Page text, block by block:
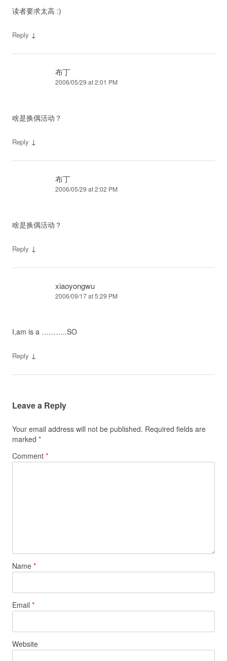
读者要求太高 :)
Reply ↓
布丁
2006/05/29 at 2:01 PM
啥是换偶活动？
Reply ↓
布丁
2006/05/29 at 2:02 PM
啥是换偶活动？
Reply ↓
xiaoyongwu
2006/09/17 at 5:29 PM
I,am is a ………..SO
Reply ↓
Leave a Reply
Your email address will not be published. Required fields are
marked *
Comment *
Name *
Email *
Website